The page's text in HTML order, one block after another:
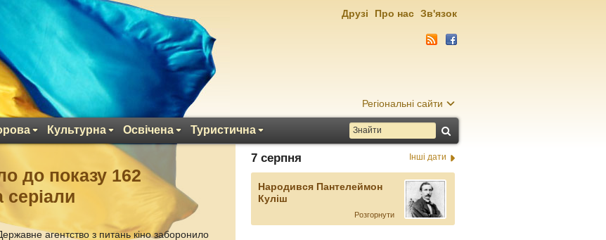
Регіональні сайти
Культурна Освічена Туристична
Друзі Про нас Зв'язок
до показу 162
серіали
агентство з питань кіно заборонило
7 серпня Інші дати
Народився Пантелеймон
Куліш
Розгорнути